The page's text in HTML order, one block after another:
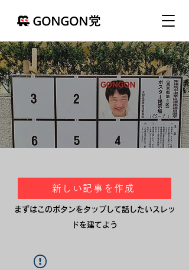
新しい記事を作成
まずはこのボタンをタップして話したいスレッ
ドを建てよう